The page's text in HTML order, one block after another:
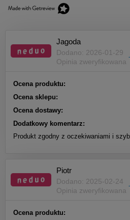
Jagoda
Dodano: 2026-01-29
Opinia zweryfikowana
Ocena produktu:
Ocena sklepu:
Ocena dostawy:
Dodatkowy komentarz:
Produkt zgodny z oczekiwaniami i
Piotr
Dodano: 2025-02-24
Opinia zweryfikowana
Ocena produktu: